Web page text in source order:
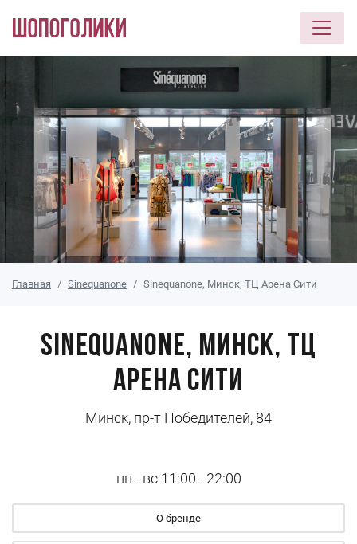
Перейти к основному содержанию
Главная Sinequanone Sinequanone, Минск, ТЦ Арена Сити
Sinequanone, Минск, ТЦ
Арена Сити
Минск, пр-т Победителей, 84
пн - вс 11:00 - 22:00
О бренде